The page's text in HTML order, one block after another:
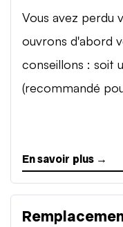
Vous avez perdu
ouvrons d'abord
conseillons : soit
(recommandé
En savoir plus →